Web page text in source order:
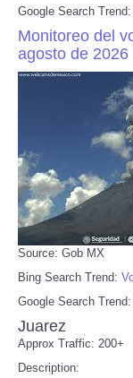
Google Search Trend:
Monitoreo del
agosto de 2026
Source: Gob MX
Bing Search Trend:
Google Search Trend:
Juarez
Approx Traffic: 200+
Description: